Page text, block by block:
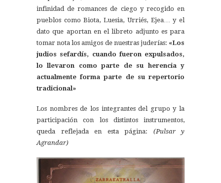
infinidad de romances de ciego y recogido en
pueblos como Biota, Luesia, Urriés, Ejea… y el
dato que aportan en el libreto adjunto es para
tomar nota los amigos de nuestras juderías: «Los
judios sefardís, cuando fueron expulsados,
lo llevaron como parte de su herencia y
actualmente forma parte de su repertorio
tradicional»
Los nombres de los integrantes del grupo y la
participación con los distintos instrumentos,
queda reflejada en esta página: (Pulsar y
Agrandar)